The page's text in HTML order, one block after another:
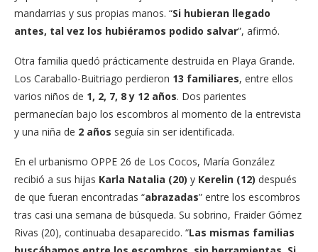
mandarrias y sus propias manos. “Si hubieran llegado
antes, tal vez los hubiéramos podido salvar”, afirmó.
Otra familia quedó prácticamente destruida en Playa Grande.
Los Caraballo-Buitriago perdieron 13 familiares, entre ellos
varios niños de 1, 2, 7, 8 y 12 años. Dos parientes
permanecían bajo los escombros al momento de la entrevista
y una niña de 2 años seguía sin ser identificada.
En el urbanismo OPPE 26 de Los Cocos, María González
recibió a sus hijas Karla Natalia (20) y Kerelin (12) después
de que fueran encontradas “abrazadas” entre los escombros
tras casi una semana de búsqueda. Su sobrino, Fraider Gómez
Rivas (20), continuaba desaparecido. “Las mismas familias